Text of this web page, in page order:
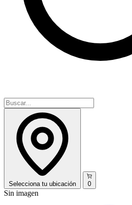
Selecciona tu ubicación 0
Sin imagen